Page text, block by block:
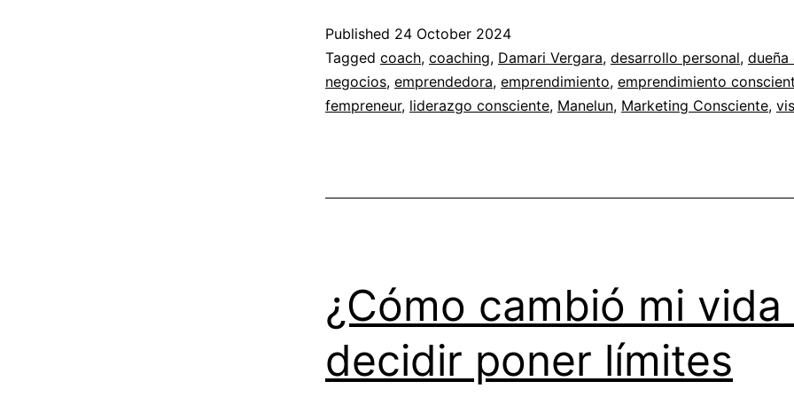
Published 24 October 2024
Categorized
as
Desarrollo
Tagged coach, coaching, Damari Vergara, desarrollo personal, dueña
negocios, emprendedora, emprendimiento, emprendimiento
fempreneur, liderazgo consciente, Manelun, Marketing Consciente,
¿Cómo cambió mi vida
decidir poner límites